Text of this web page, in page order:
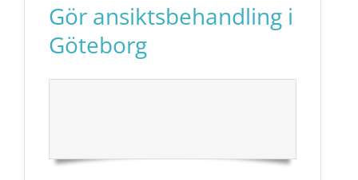
Gör ansiktsbehandling i
Göteborg